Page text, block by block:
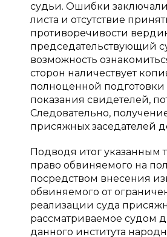
судьи. Ошибки
листа и отсутствие
противоречивости
председательствующий
возможность
сторон наличествует
полноценной подготовки
показания свидетелей,
Следовательно,
присяжных заседателей
Подводя итог указанным
право обвиняемого на
посредством внесения
обвиняемого от
реализации суда
рассматриваемое судом
данного института